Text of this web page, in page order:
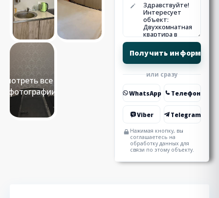
Смотреть все 16
фотографии
или сразу
WhatsApp Телефон
Viber Telegram
Нажимая кнопку, вы
соглашаетесь на
обработку данных для
связи по этому объекту.